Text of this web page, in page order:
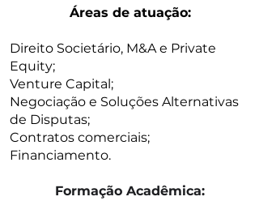
Áreas de atuação:
Direito Societário, M&A e Private
Equity;
Venture Capital;
Negociação e Soluções Alternativas
de Disputas;
Contratos comerciais;
Financiamento.
Formação Acadêmica: